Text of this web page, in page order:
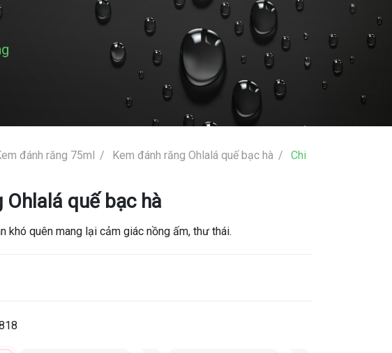
đánh răng 75ml Kem đánh răng Ohlalá quế bạc hà
Chi
Ohlalá quế bạc hà
khó quên mang lại cảm giác nồng ấm, thư thái.